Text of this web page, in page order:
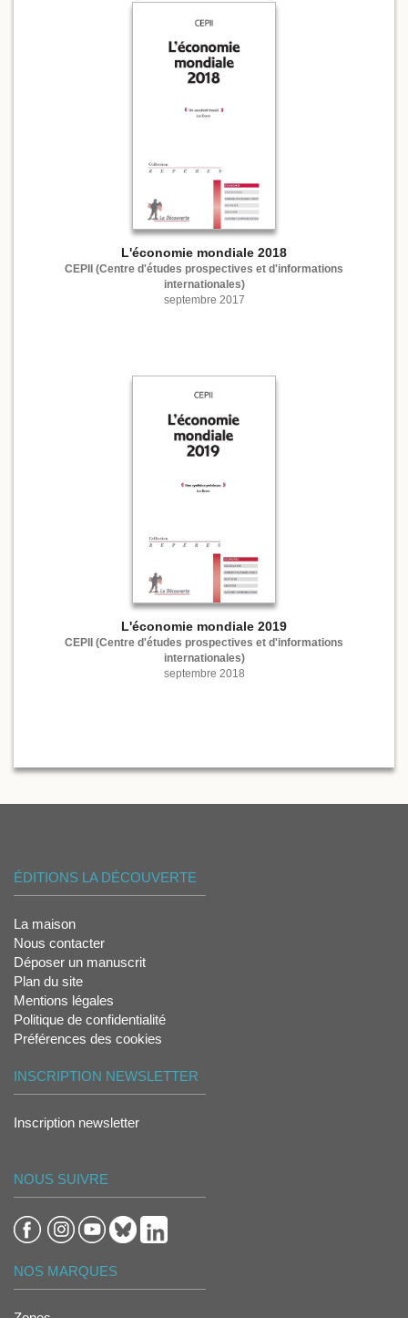
L'économie mondiale 2018
CEPII (Centre d'études prospectives et d'informations
internationales)
septembre 2017
L'économie mondiale 2019
CEPII (Centre d'études prospectives et d'informations
internationales)
septembre 2018
ÉDITIONS LA DÉCOUVERTE
La maison
Nous contacter
Déposer un manuscrit
Plan du site
Mentions légales
Politique de confidentialité
Préférences des cookies
INSCRIPTION NEWSLETTER
Inscription newsletter
NOUS SUIVRE
NOS MARQUES